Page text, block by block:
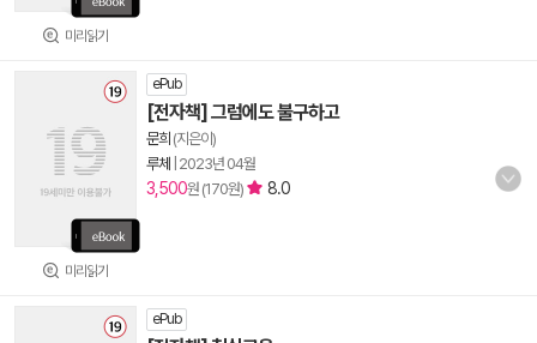
미리읽기
미리읽기
ePub
[전자책] 그럼에도 불구하고
문희 (지은이)
루체
2023년 04월
3,500원 (170원) 8.0
ePub